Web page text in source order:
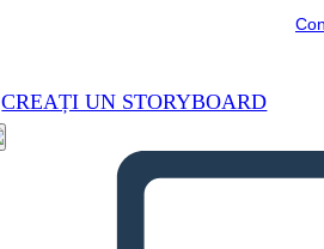
CREAȚI UN STORYBOARD